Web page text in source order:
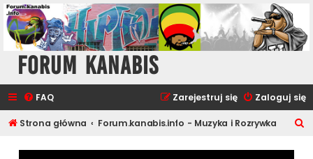
Forum Kanabis
FAQ Zaloguj się
Zarejestruj się
Strona główna Forum.kanabis.info - Muzyka i Rozrywka